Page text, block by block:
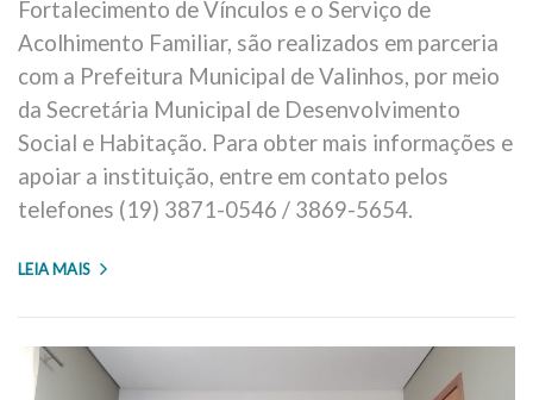
Fortalecimento de Vínculos e o Serviço de
Acolhimento Familiar, são realizados em parceria
com a Prefeitura Municipal de Valinhos, por meio
da Secretária Municipal de Desenvolvimento
Social e Habitação. Para obter mais informações e
apoiar a instituição, entre em contato pelos
telefones (19) 3871-0546 / 3869-5654.
LEIA MAIS